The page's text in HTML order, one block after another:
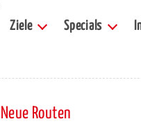
Ziele Specials
Neue Routen